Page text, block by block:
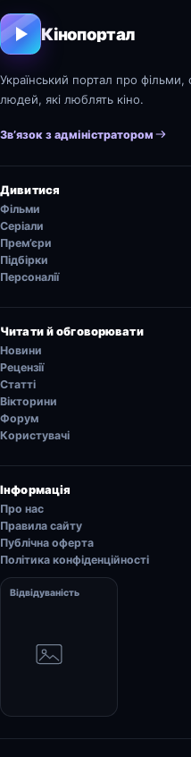
Кінопортал
Український портал про фільми,
людей, які люблять кіно.
Зв’язок з адміністратором
Дивитися
Фільми
Серіали
Прем’єри
Підбірки
Персоналії
Читати й обговорювати
Новини
Рецензії
Статті
Вікторини
Форум
Користувачі
Інформація
Про нас
Правила сайту
Публічна оферта
Політика конфіденційності
Відвідуваність